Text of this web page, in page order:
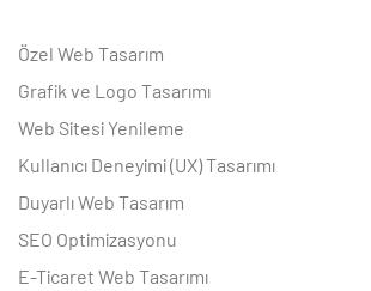
Özel Web Tasarım
Grafik ve Logo Tasarımı
Web Sitesi Yenileme
Kullanıcı Deneyimi (UX) Tasarımı
Duyarlı Web Tasarım
SEO Optimizasyonu
E-Ticaret Web Tasarımı